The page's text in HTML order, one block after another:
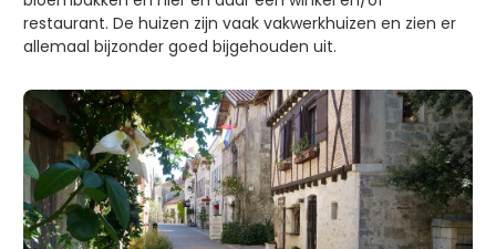
restaurant. De huizen zijn vaak vakwerkhuizen en zien er
allemaal bijzonder goed bijgehouden uit.